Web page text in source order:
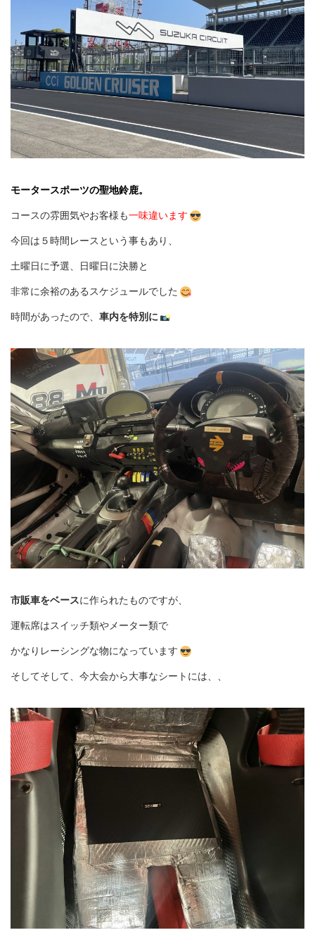
モータースポーツの聖地鈴鹿。
コースの雰囲気やお客様も一味違います
今回は５時間レースという事もあり、
土曜日に予選、日曜日に決勝と
非常に余裕のあるスケジュールでした
時間があったので、 車内を特別に
市販車をベースに作られたものですが、
運転席はスイッチ類やメーター類で
かなりレーシングな物になっています
そしてそして、今大会から大事なシートには、、